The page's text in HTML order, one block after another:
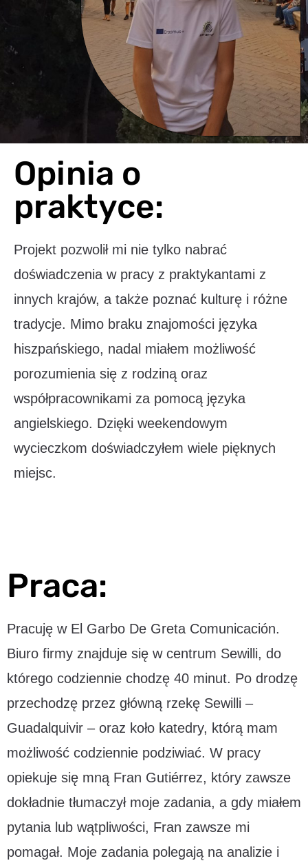
Opinia o
praktyce:
Projekt pozwolił mi nie tylko nabrać
doświadczenia w pracy z praktykantami z
innych krajów, a także poznać kulturę i różne
tradycje. Mimo braku znajomości języka
hiszpańskiego, nadal miałem możliwość
porozumienia się z rodziną oraz
współpracownikami za pomocą języka
angielskiego. Dzięki weekendowym
wycieczkom doświadczyłem wiele pięknych
miejsc.
Praca:
Pracuję w El Garbo De Greta Comunicación.
Biuro firmy znajduje się w centrum Sewilli, do
którego codziennie chodzę 40 minut. Po drodzę
przechodzę przez główną rzekę Sewilli –
Guadalquivir – oraz koło katedry, którą mam
możliwość codziennie podziwiać. W pracy
opiekuje się mną Fran Gutiérrez, który zawsze
dokładnie tłumaczył moje zadania, a gdy miałem
pytania lub wątpliwości, Fran zawsze mi
pomagał. Moje zadania polegają na analizie i